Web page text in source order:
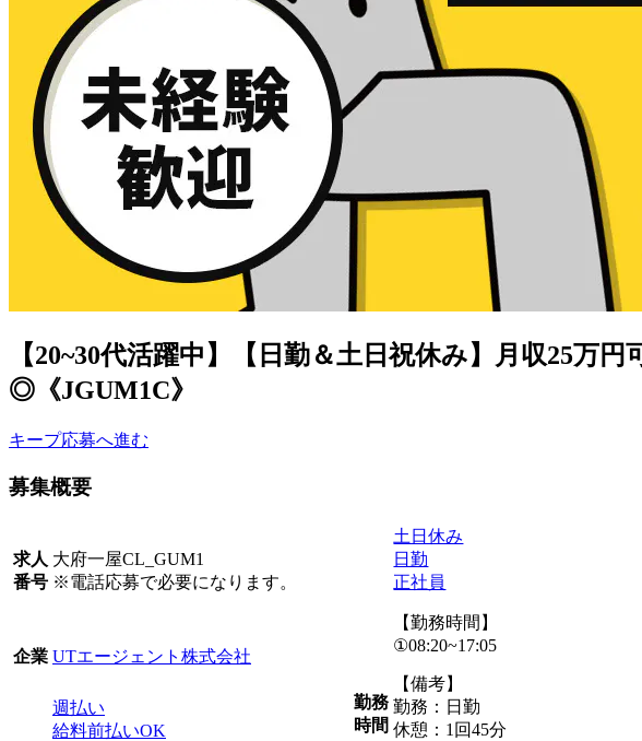
【20~30代活躍中】【日勤＆土日祝休み】月収25万
◎《JGUM1C》
キープ応募へ進む
募集概要
求人
番号
大府一屋CL_GUM1
※電話応募で必要になります。
企業 UTエージェント株式会社
週払い
給料前払いOK
勤務
時間
土日休み
日勤
正社員
【勤務時間】
①08:20~17:05
【備考】
勤務：日勤
休憩：1回45分